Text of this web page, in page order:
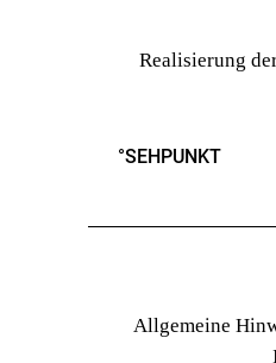
Realisierung
°SEHPUNKT
Allgemeine